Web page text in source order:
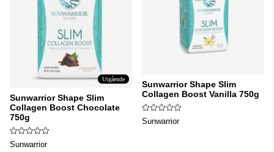
Utgående
Sunwarrior Shape Slim
Collagen Boost Chocolate
750g
Sunwarrior
Sunwarrior Shape Slim
Collagen Boost Vanilla 750g
Sunwarrior